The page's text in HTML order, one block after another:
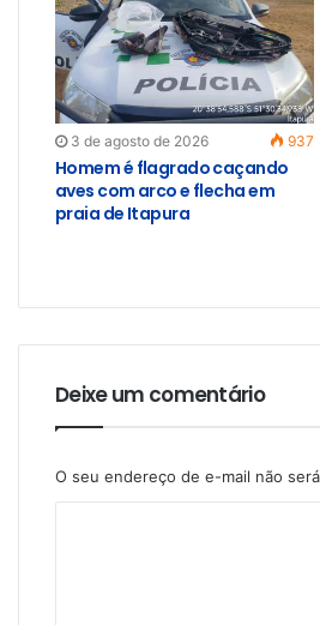
3 de agosto de 2026 937
Homem é flagrado caçando
aves com arco e flecha em
praia de Itapura
Deixe um comentário
O seu endereço de e-mail não